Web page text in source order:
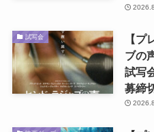
試写会
【プ
ブの
試写
募締